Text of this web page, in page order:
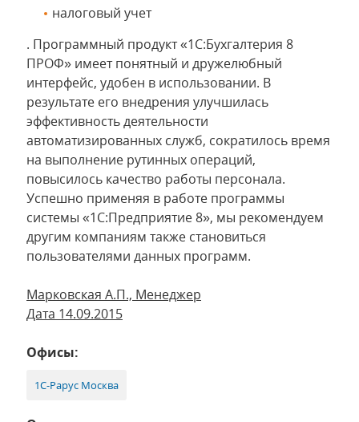
налоговый учет
. Программный продукт «1С:Бухгалтерия 8
ПРОФ» имеет понятный и дружелюбный
интерфейс, удобен в использовании. В
результате его внедрения улучшилась
эффективность деятельности
автоматизированных служб, сократилось время
на выполнение рутинных операций,
повысилось качество работы персонала.
Успешно применяя в работе программы
системы «1С:Предприятие 8», мы рекомендуем
другим компаниям также становиться
пользователями данных программ.
Марковская А.П., Менеджер
Дата 14.09.2015
Офисы:
1С-Рарус Москва